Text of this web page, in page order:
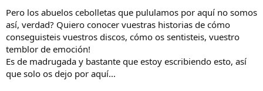
Pero los abuelos cebolletas que pululamos por aquí no somos
así, verdad? Quiero conocer vuestras historias de cómo
conseguisteis vuestros discos, cómo os sentisteis, vuestro
temblor de emoción!
Es de madrugada y bastante que estoy escribiendo esto, así
que solo os dejo por aquí...